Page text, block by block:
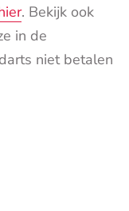
. Bekijk ook
in de
niet betalen